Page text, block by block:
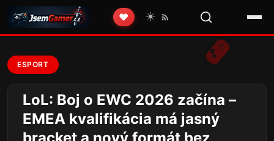
❤️ ☀️
ESPORT
LoL: Boj o EWC 2026 začína –
EMEA kvalifikácia má jasný
bracket a nový formát bez